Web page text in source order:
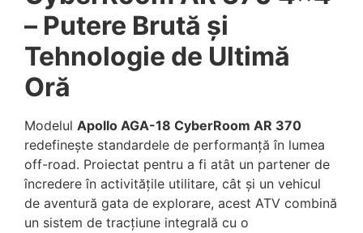
– Putere Brută și
Tehnologie de Ultimă
Oră
Modelul Apollo AGA-18 CyberRoom AR 370
redefinește standardele de performanță în lumea
off-road. Proiectat pentru a fi atât un partener de
încredere în activitățile utilitare, cât și un vehicul
de aventură gata de explorare, acest ATV combină
un sistem de tracțiune integrală cu o